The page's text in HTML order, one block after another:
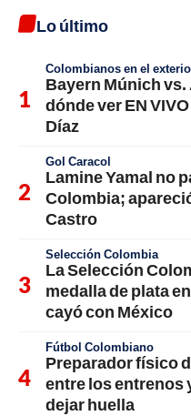
Lo último
Colombianos en el
Bayern Múnich
dónde ver EN
Díaz
Gol Caracol
Lamine Yamal no
Colombia;
Castro
Selección Colombia
La Selección
medalla de plata
cayó con México
Fútbol Colombiano
Preparador físico
entre los entrenos
dejar huella